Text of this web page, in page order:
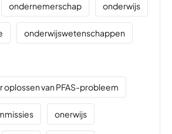
ondernemerschap onderwijs
onderwijswetenschappen
oplossen van PFAS-probleem
onerwijs